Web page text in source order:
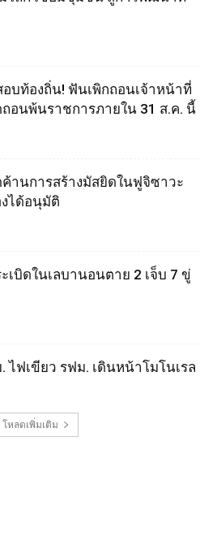
อบท้องถิ่น! ฟันเพิกถอนเจ้าหน้าที่
อนพ้นราชการภายใน 31 ส.ค. นี้
านการสร้างมัสยิดในฟูจิซาวะ
งได้อนุมัติ
เบิดในเลบานอนตาย 2 เจ็บ 7 ขู่
ไฟเขียว รฟม. เดินหน้าโมโนเรล
โหลดเพิ่มเติม